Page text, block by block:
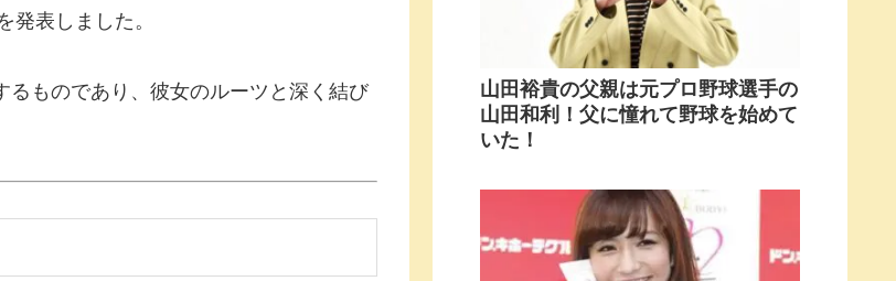
発表しました。
ものであり、彼女のルーツと深く結び
山田裕貴の父親は元プロ野球選手の
山田和利！父に憧れて野球を始めて
いた！